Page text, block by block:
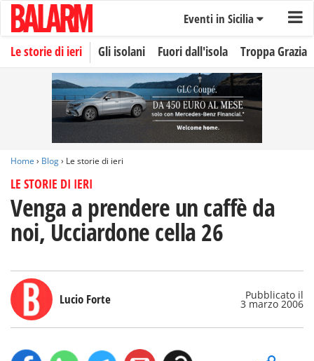
Eventi in Sicilia
Le storie di ieri Gli isolani Fuori dall'isola Troppa Grazia
Home › Blog› Le storie di ieri
LE STORIE DI IERI
Venga a prendere un caffè da
noi, Ucciardone cella 26
Lucio Forte Pubblicato il
3 marzo 2006